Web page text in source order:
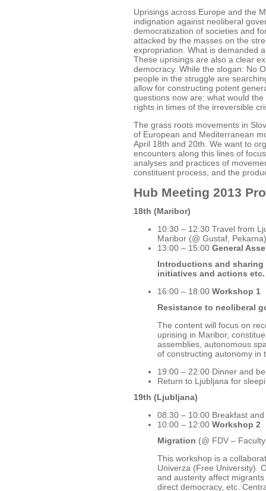
Uprisings across Europe and the
indignation against neoliberal
democratization of societies and
attacked by the masses on the
expropriation. What is demanded
These uprisings are also a clear
democracy. While the slogan: No
people in the struggle are
allow for constructing potent
questions now are: what would
rights in times of the irreversible
The grass roots movements in
of European and Mediterranean
April 18th and 20th. We want to
encounters along this lines of
analyses and practices of
constituent process, and the
Hub Meeting 2013
18th (Maribor)
10:30 – 12:30 Travel from
Maribor (@ Gustaf, Pekarna)
13:00 – 15:00 General
Introductions and
initiatives and actions etc.
16:00 – 18:00 Workshop 1
Resistance to neoliberal
The content will focus on
uprising in Maribor,
assemblies, autonomous
of constructing autonomy in
19:00 – 22:00 Dinner and
Return to Ljubljana for
19th (Ljubljana)
08:30 – 10:00 Breakfast
10:00 – 12:00 Workshop 2
Migration (@ FDV –
This workshop is a
Univerza (Free University).
and austerity affect migrants
direct democracy, etc.